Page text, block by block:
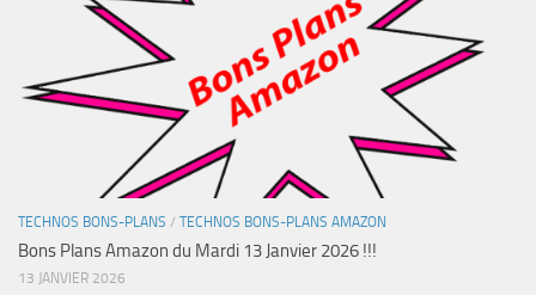
TECHNOS BONS-PLANS / TECHNOS BONS-PLANS AMAZON
Bons Plans Amazon du Mardi 13 Janvier 2026 !!!
13 JANVIER 2026